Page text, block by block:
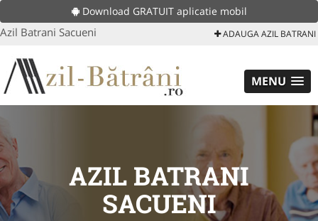
Download GRATUIT aplicatie mobil
Azil Batrani Sacueni ADAUGA AZIL BATRANI
MENU
AZIL BATRANI
SACUENI